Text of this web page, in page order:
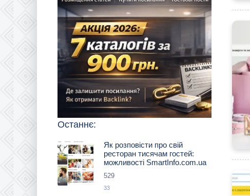
Останнє:
Як розповісти про свій
ресторан тисячам гостей:
можливості SmartInfo.com.ua
529
33